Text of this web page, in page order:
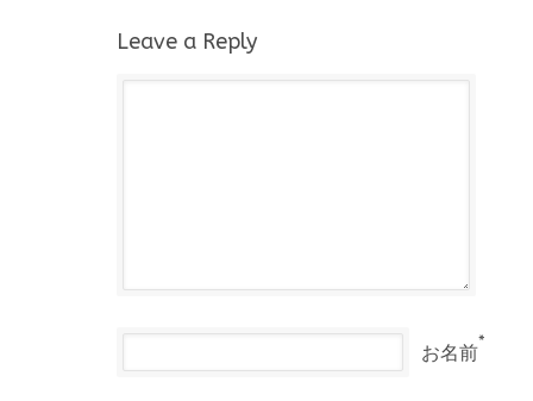
Leave a Reply
お名前*